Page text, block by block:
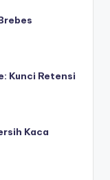
Kunci Retensi
Kaca